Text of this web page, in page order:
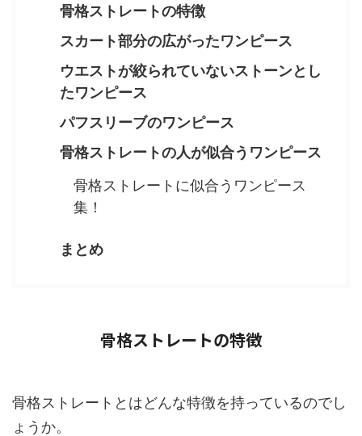
骨格ストレートの特徴
スカート部分の広がったワンピース
ウエストが絞られていないストーンとし
たワンピース
パフスリーブのワンピース
骨格ストレートの人が似合うワンピース
骨格ストレートに似合うワンピース
集！
まとめ
骨格ストレートの特徴
骨格ストレートとはどんな特徴を持っているのでし
ょうか。